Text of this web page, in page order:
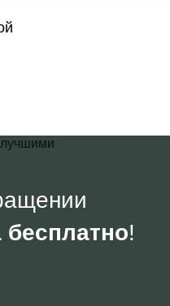
бесплатно!